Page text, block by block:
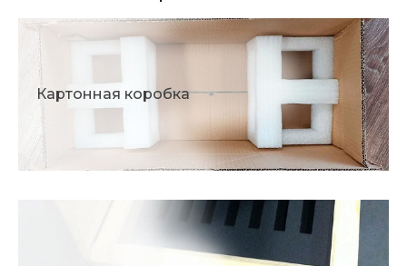
Картонная коробка